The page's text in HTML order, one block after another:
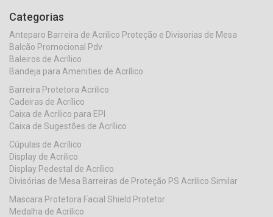
Categorias
Anteparo Barreira de Acrilico Proteção e Divisorias de Mesa
Balcão Promocional Pdv
Baleiros de Acrílico
Bandeja para Amenities de Acrílico
Barreira Protetora Acrilico
Cadeiras de Acrílico
Caixa de Acrílico para EPI
Caixa de Sugestões de Acrílico
Cúpulas de Acrílico
Display de Acrílico
Display Pedestal de Acrílico
Divisórias de Mesa Barreiras de Proteção PS Acrílico Similar
Mascara Protetora Facial Shield Protetor
Medalha de Acrílico